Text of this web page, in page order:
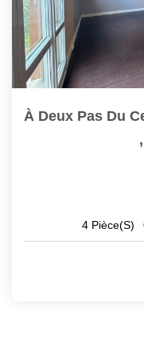
,
4 Pièce(s)